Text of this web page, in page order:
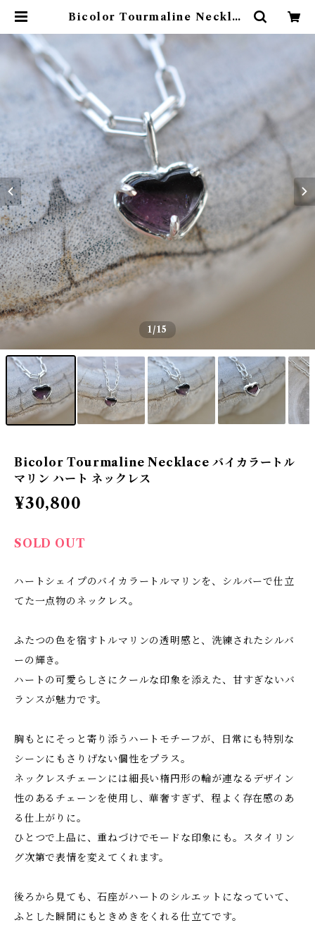
Bicolor Tourmaline Necklac
ックレス | ETORA JEWELRY
1/15
Bicolor Tourmaline Necklace バイカラートル
マリン ハート ネックレス
¥30,800
SOLD OUT
ハートシェイプのバイカラートルマリンを、シルバーで仕立
てた一点物のネックレス。
ふたつの色を宿すトルマリンの透明感と、洗練されたシルバ
ーの輝き。
ハートの可愛らしさにクールな印象を添えた、甘すぎないバ
ランスが魅力です。
胸もとにそっと寄り添うハートモチーフが、日常にも特別な
シーンにもさりげない個性をプラス。
ネックレスチェーンには細長い楕円形の輪が連なるデザイン
性のあるチェーンを使用し、華奢すぎず、程よく存在感のあ
る仕上がりに。
ひとつで上品に、重ねづけでモードな印象にも。スタイリン
グ次第で表情を変えてくれます。
後ろから見ても、石座がハートのシルエットになっていて、
ふとした瞬間にもときめきをくれる仕立てです。